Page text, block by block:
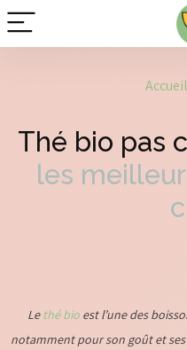
Accueil
Thé bio pas
les
Le thé bio est l’une des
notamment pour son goût et